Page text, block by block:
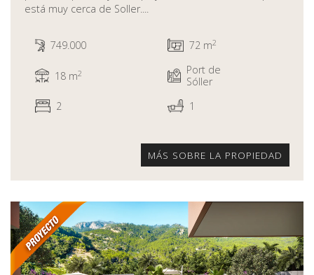
está muy cerca de Soller....
749.000 72 m2
18 m2
Port de
Sóller
2
1
MÁS SOBRE LA PROPIEDAD